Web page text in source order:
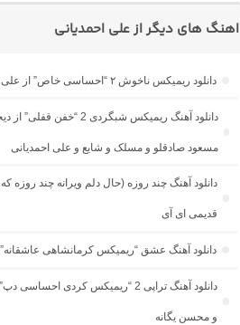
اهنگ های دیگر از علی احمدیانی
دانلود ریمیکس ناخوش ۲ “احساسی خاص” از علی احمدیانی و مایاورس و سامیلون و دنیل
دانلود آهنگ ریمیکس
مسعود صادقلو و مسلک و شایع و علی احمدیانی
دانلود آهنگ چند روزه (حال دلم ویرانه چند روزه
قدیمی ای آی
دانلود آهنگ عشق “ریمیکس کرمانشاهی
دانلود آهنگ تراپی 2 “ریمیکس کردی
و محسن یگانه